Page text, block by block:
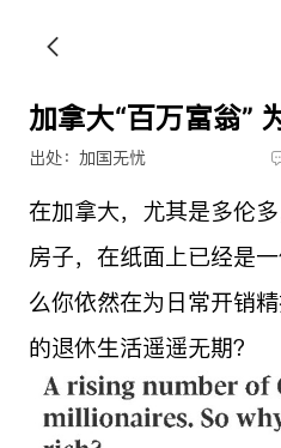
加
出处：加国无忧
在加拿大，尤其是多伦
房子，在纸面上已经是
么你依然在为日常开销
的退休生活遥遥无期？